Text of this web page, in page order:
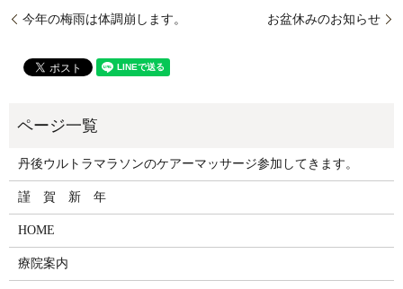
今年の梅雨は体調崩します。 お盆休みのお知らせ
丹後ウルトラマラソンのケアーマッサージ参加してきます。
謹 賀 新 年
HOME
療院案内